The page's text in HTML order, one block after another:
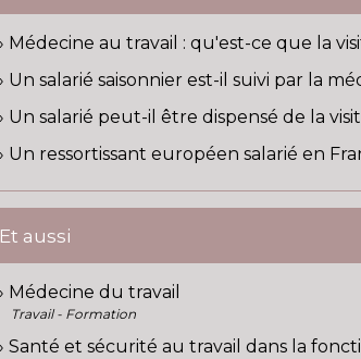
Médecine au travail : qu'est-ce que la
Un salarié saisonnier est-il suivi par la
Un salarié peut-il être dispensé de la
Un ressortissant européen salarié en
Et aussi
Médecine du travail
Travail - Formation
Santé et sécurité au travail dans la